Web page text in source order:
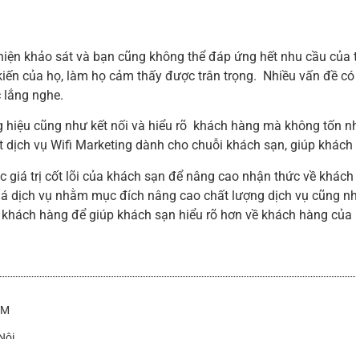
khảo sát và bạn cũng không thể đáp ứng hết nhu cầu
của họ, làm họ cảm thấy được trân trọng. Nhiều vấn đề
nghe.
cũng như kết nối và hiểu rõ khách hàng mà không tốn
vụ Wifi Marketing dành cho chuỗi khách sạn, giúp
giá trị cốt lõi của khách sạn để nâng cao nhận thức về
dịch vụ nhằm mục đích nâng cao chất lượng dịch vụ cũng
hàng để giúp khách sạn hiểu rõ hơn về khách hàng